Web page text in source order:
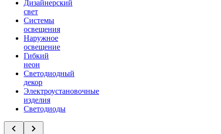
Дизайнерский
свет
Системы
освещения
Наружное
освещение
Гибкий
неон
Светодиодный
декор
Электроустановочные
изделия
Светодиоды